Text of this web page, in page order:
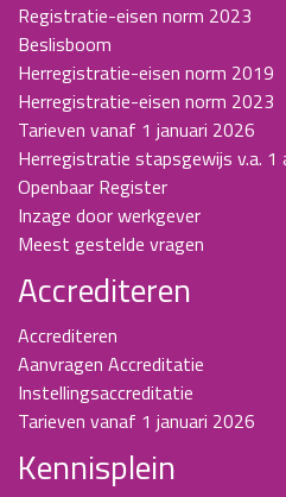
Registratie-eisen norm 2023
Beslisboom
Herregistratie-eisen norm 2019
Herregistratie-eisen norm 2023
Tarieven vanaf 1 januari 2026
Herregistratie stapsgewijs v.a. 1
Openbaar Register
Inzage door werkgever
Meest gestelde vragen
Accrediteren
Accrediteren
Aanvragen Accreditatie
Instellingsaccreditatie
Tarieven vanaf 1 januari 2026
Kennisplein